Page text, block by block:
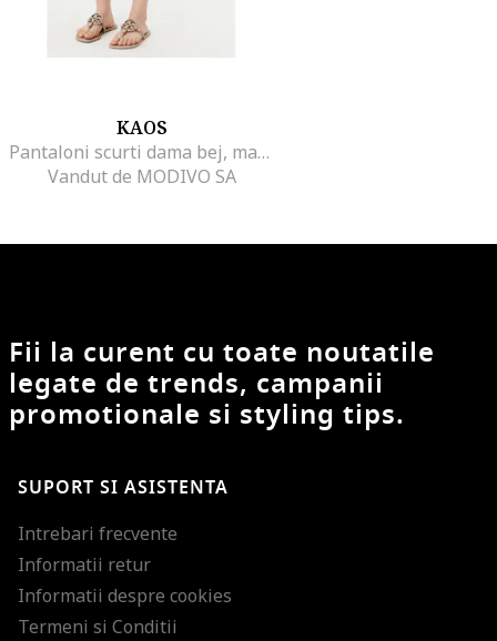
KAOS
Pantaloni scurti dama bej, material in si poliester
Vandut de MODIVO SA
Fii la curent cu toate noutatile
legate de trends, campanii
promotionale si styling tips.
SUPORT SI ASISTENTA
Intrebari frecvente
Informatii retur
Informatii despre cookies
Termeni si Conditii